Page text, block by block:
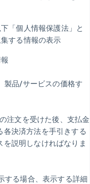
「個人情報保護法」と
する情報の表示
製品/サービスの価格す
注文を受けた後、支払金
決済方法を手引きする
説明しなければなりま
する場合、表示する詳細